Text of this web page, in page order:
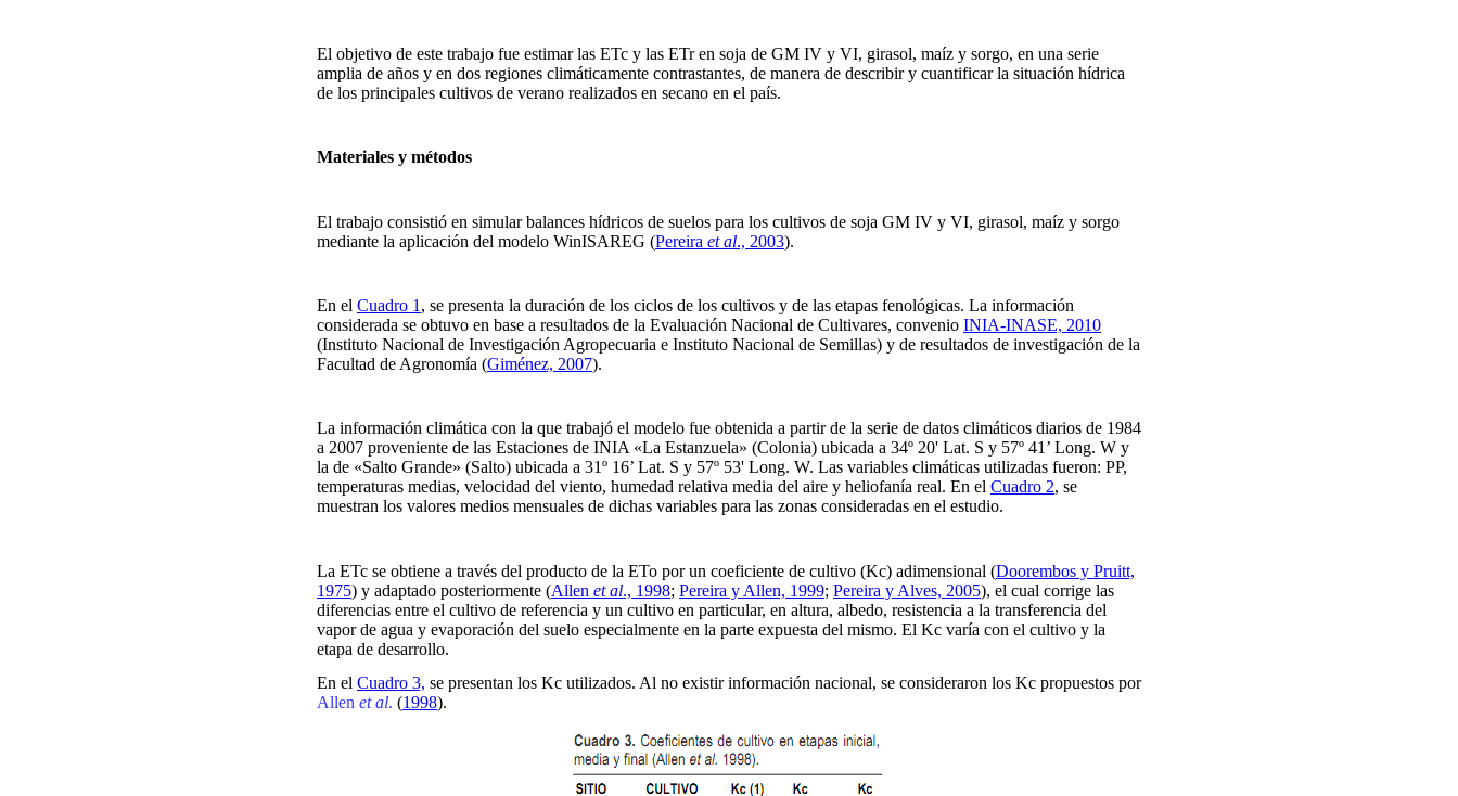
El objetivo de este trabajo fue estimar las ETc y las ETr en soja de GM IV y VI, girasol, maíz y sorgo, en una serie
amplia de años y en dos regiones climáticamente contrastantes, de manera de describir y cuantificar la situación hídrica
de los principales cultivos de verano realizados en secano en el país.
Materiales y métodos
El trabajo consistió en simular balances hídricos de suelos para los cultivos de soja GM IV y VI, girasol, maíz y sorgo
mediante la aplicación del modelo WinISAREG (Pereira et al., 2003).
En el Cuadro 1 , se presenta la duración de los ciclos de los cultivos y de las etapas fenológicas. La información
considerada se obtuvo en base a resultados de la Evaluación Nacional de Cultivares, convenio INIA-INASE, 2010
(Instituto Nacional de Investigación Agropecuaria e Instituto Nacional de Semillas) y de resultados de investigación de la
Facultad de Agronomía (Giménez, 2007).
La información climática con la que trabajó el modelo fue obtenida a partir de la serie de datos climáticos diarios de 1984
a 2007 proveniente de las Estaciones de INIA «La Estanzuela» (Colonia) ubicada a 34º 20' Lat. S y 57º 41’ Long. W y
la de «Salto Grande» (Salto) ubicada a 31º 16’ Lat. S y 57º 53' Long. W. Las variables climáticas utilizadas fueron: PP,
temperaturas medias, velocidad del viento, humedad relativa media del aire y heliofanía real. En el Cuadro 2, se
muestran los valores medios mensuales de dichas variables para las zonas consideradas en el estudio.
La ETc se obtiene a través del producto de la ETo por un coeficiente de cultivo (Kc) adimensional (Doorembos y Pruitt,
1975) y adaptado posteriormente (Allen et al., 1998; Pereira y Allen, 1999; Pereira y Alves, 2005), el cual corrige las
diferencias entre el cultivo de referencia y un cultivo en particular, en altura, albedo, resistencia a la transferencia del
vapor de agua y evaporación del suelo especialmente en la parte expuesta del mismo. El Kc varía con el cultivo y la
etapa de desarrollo.
En el Cuadro 3, se presentan los Kc utilizados. Al no existir información nacional, se consideraron los Kc propuestos por
Allen et al. (1998).